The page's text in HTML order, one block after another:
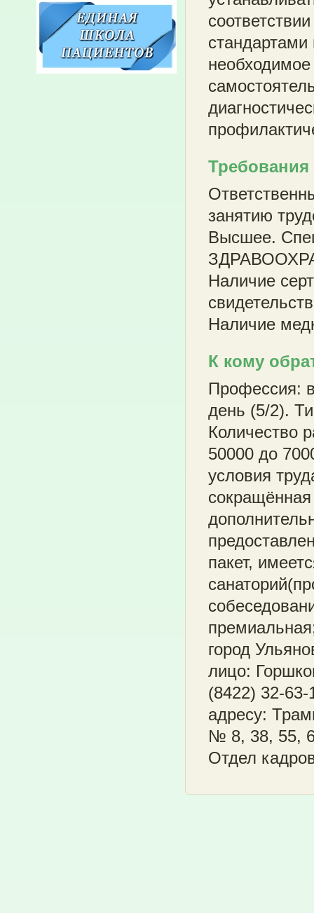
стандартами
Требования
занятию
Высшее.
Наличие
Наличие
К кому
Профессия:
день (5/2).
Количество
50000 до
условия
пакет,
город
лицо:
(8422) 32-
адресу:
№ 8, 38, 55,
Отдел